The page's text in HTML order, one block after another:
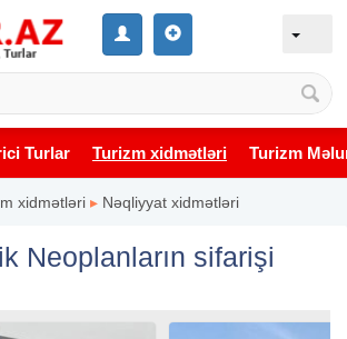
Turlar Turizm xidmətləri Turizm
xidmətləri ▸ Nəqliyyat xidmətləri
Neoplanların sifarişi